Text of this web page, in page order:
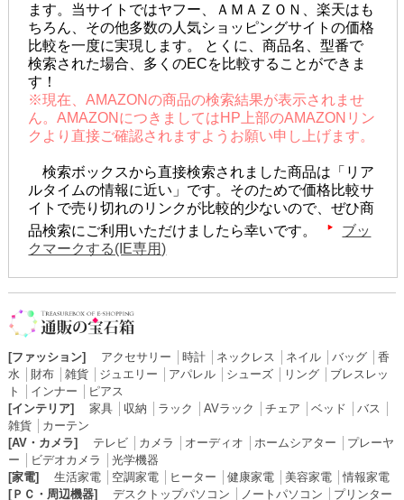
ます。当サイトではヤフー、ＡＭＡＺＯＮ、楽天はも
ちろん、その他多数の人気ショッピングサイトの価格
比較を一度に実現します。 とくに、商品名、型番で
検索された場合、多くのECを比較することができま
す！
※現在、AMAZONの商品の検索結果が表示されませ
ん。AMAZONにつきましてはHP上部のAMAZONリン
クより直接ご確認されますようお願い申し上げます。
検索ボックスから直接検索されました商品は「リア
ルタイムの情報に近い」です。そのためで価格比較サ
イトで売り切れのリンクが比較的少ないので、ぜひ商
品検索にご利用いただけましたら幸いです。
ブッ
クマークする(IE専用)
[ファッション] アクセサリー 時計│ ネックレス ネイル│ バッグ│ 香
水
財布│ 雑貨│ ジュエリー アパレル│ シューズ│ リング│ ブレスレッ
ト
インナー
ピアス
[インテリア]
家具│ 収納 ラック AVラック チェア ベッド バス
雑貨│ カーテン
[AV・カメラ]
テレビ│ カメラ オーディオ ホームシアター
プレーヤ
ー
ビデオカメラ
光学機器
[家電]
生活家電│ 空調家電│ ヒーター 健康家電│ 美容家電│情報家電
[ＰＣ・周辺機器]
デスクトップパソコン ノートパソコン プリンター